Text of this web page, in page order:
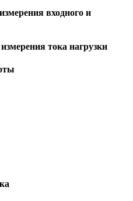
входного и
тока нагрузки